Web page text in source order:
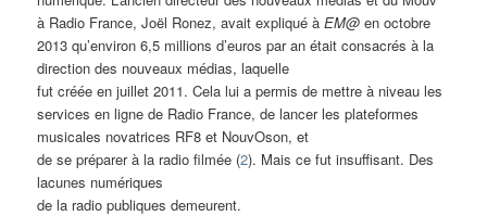
à Radio France, Joël Ronez, avait expliqué àEM@ en octobre
2013 qu’environ 6,5 millions d’euros par an était consacrés à la
direction des nouveaux médias, laquelle
fut créée en juillet 2011. Cela lui a permis de mettre à niveau les
services en ligne de Radio France, de lancer les plateformes
musicales novatrices RF8 et NouvOson, et
de se préparer à la radio filmée (2). Mais ce fut insuffisant. Des
lacunes numériques
de la radio publiques demeurent.